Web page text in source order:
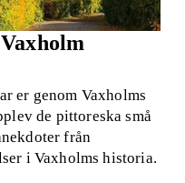
er genom Vaxholms
de pittoreska små
från
i Vaxholms historia.